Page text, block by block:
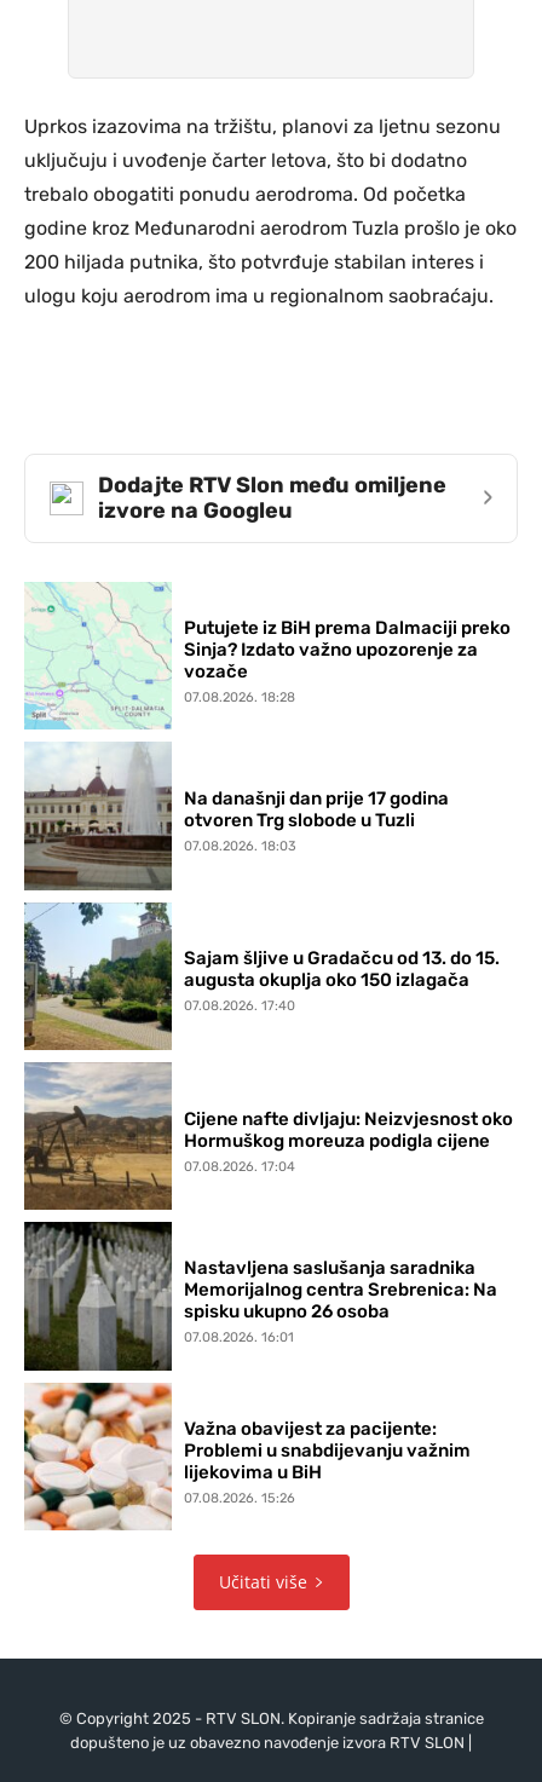
Uprkos izazovima na tržištu, planovi za ljetnu sezonu
uključuju i uvođenje čarter letova, što bi dodatno
trebalo obogatiti ponudu aerodroma. Od početka
godine kroz Međunarodni aerodrom Tuzla prošlo je oko
200 hiljada putnika, što potvrđuje stabilan interes i
ulogu koju aerodrom ima u regionalnom saobraćaju.
Dodajte RTV Slon među omiljene
izvore na Googleu
›
Putujete iz BiH prema Dalmaciji preko
Sinja? Izdato važno upozorenje za
vozače
07.08.2026. 18:28
Na današnji dan prije 17 godina
otvoren Trg slobode u Tuzli
07.08.2026. 18:03
Sajam šljive u Gradačcu od 13. do 15.
augusta okuplja oko 150 izlagača
07.08.2026. 17:40
Cijene nafte divljaju: Neizvjesnost oko
Hormuškog moreuza podigla cijene
07.08.2026. 17:04
Nastavljena saslušanja saradnika
Memorijalnog centra Srebrenica: Na
spisku ukupno 26 osoba
07.08.2026. 16:01
Važna obavijest za pacijente:
Problemi u snabdijevanju važnim
lijekovima u BiH
07.08.2026. 15:26
Učitati više
© Copyright 2025 - RTV SLON. Kopiranje sadržaja stranice
dopušteno je uz obavezno navođenje izvora RTV SLON |